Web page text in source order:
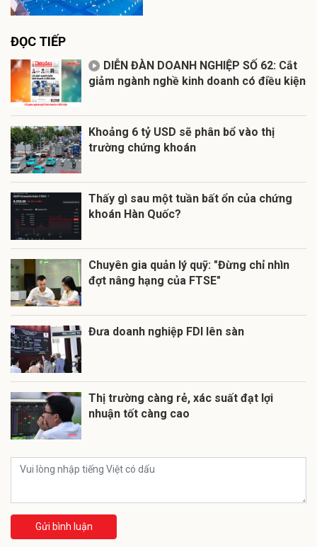
ĐỌC TIẾP
DIỄN ĐÀN DOANH NGHIỆP SỐ 62: Cắt
giảm ngành nghề kinh doanh có điều kiện
Khoảng 6 tỷ USD sẽ phân bổ vào thị
trường chứng khoán
Thấy gì sau một tuần bất ổn của chứng
khoán Hàn Quốc?
Chuyên gia quản lý quỹ: "Đừng chỉ nhìn
đợt nâng hạng của FTSE"
Đưa doanh nghiệp FDI lên sàn
Thị trường càng rẻ, xác suất đạt lợi
nhuận tốt càng cao
Gửi bình luận